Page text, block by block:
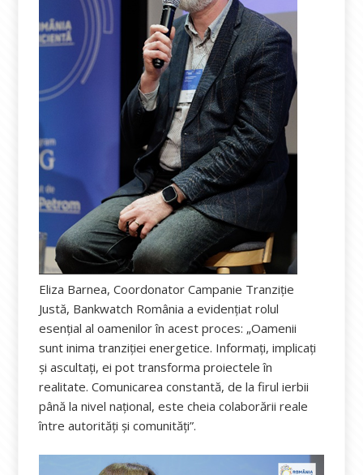
Eliza Barnea, Coordonator Campanie Tranziție
Justă, Bankwatch România a evidențiat rolul
esențial al oamenilor în acest proces: „Oamenii
sunt inima tranziției energetice. Informați, implicați
și ascultați, ei pot transforma proiectele în
realitate. Comunicarea constantă, de la firul ierbii
până la nivel național, este cheia colaborării reale
între autorități și comunități”.